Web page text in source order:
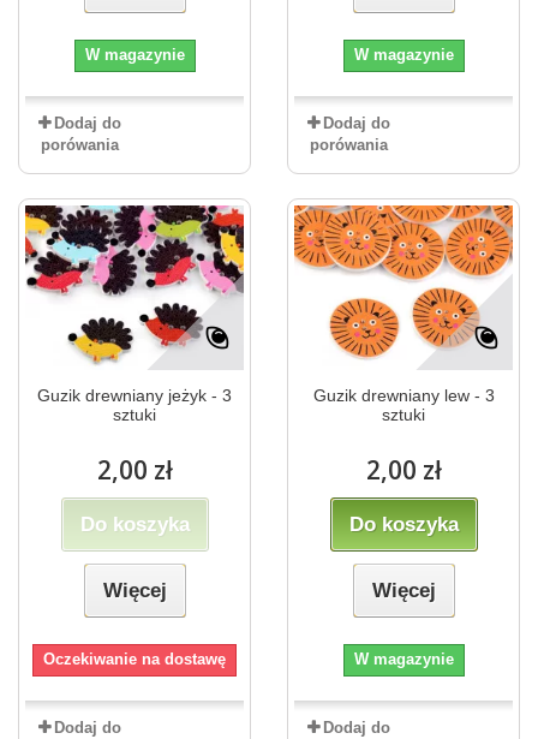
W magazynie
Dodaj do
porówania
W magazynie
Dodaj do
porówania
Guzik drewniany jeżyk - 3
sztuki
2,00 zł
Do koszyka
Więcej
Oczekiwanie na dostawę
Dodaj do
Guzik drewniany lew - 3
sztuki
2,00 zł
Do koszyka
Więcej
W magazynie
Dodaj do